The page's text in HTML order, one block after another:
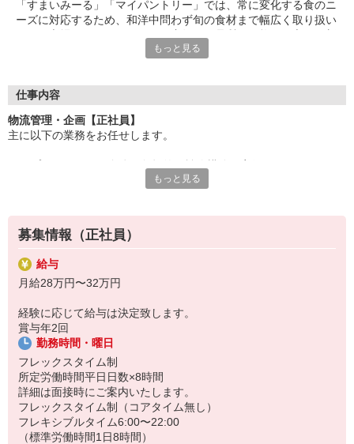
「すまいみーる」「マイパントリー」では、常に変化する食のニ
ーズに対応するため、和洋中問わず旬の食材まで幅広く取り扱い
たな仕入れ先を開拓していくことが、購買担当者の重要な役割で
HITOWAフードサービスカンパニーでは社員の働きがいと生産性
制度を導入しています。基本は出社でチームと密に連携しつつ、
事務作業メインの日は在宅制度を利用。メリハリのある働き方で
もっと見る
仕事内容
物流管理・企画【正社員】
主に以下の業務をお任せします。
・物流の企画/提案/実行
・その他事務作業
※すべての業務を一人で担当するのではなく、チームで協力しなが
ら進めていただきます。
もっと見る
募集情報（正社員）
給与
月給28万円〜32万円
経験に応じて給与は決定致します。
賞与年2回
勤務時間・曜日
フレックスタイム制
所定労働時間平日日数×8時間
詳細は面接時にご案内いたします。
フレックスタイム制（コアタイム無し）
フレキシブルタイム6:00〜22:00
（標準労働時間1日8時間）